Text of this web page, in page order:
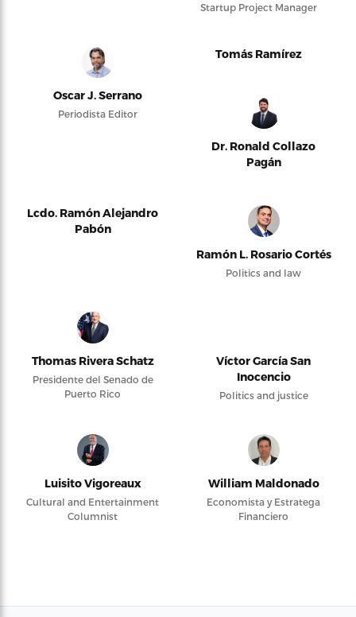
Startup Project Manager
Oscar J. Serrano
Periodista Editor
Tomás Ramírez
Dr. Ronald Collazo
Pagán
Lcdo. Ramón Alejandro
Pabón
Ramón L. Rosario Cortés
Politics and law
Thomas Rivera Schatz
Presidente del Senado de
Puerto Rico
Víctor García San
Inocencio
Politics and justice
Luisito Vigoreaux
Cultural and Entertainment
Columnist
William Maldonado
Economista y Estratega
Financiero